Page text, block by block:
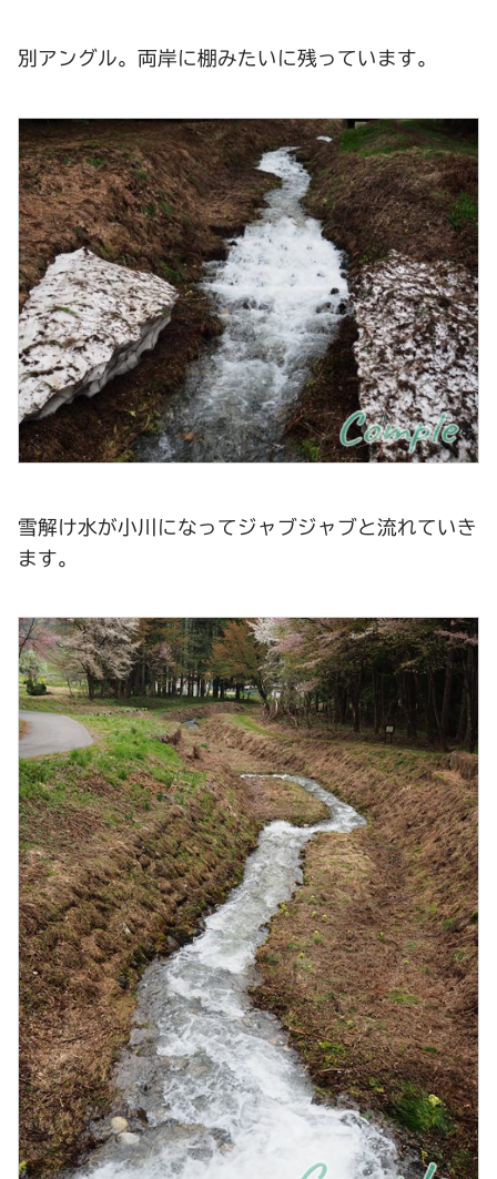
別アングル。両岸に棚みたいに残っています。
雪解け水が小川になってジャブジャブと流れていき
ます。